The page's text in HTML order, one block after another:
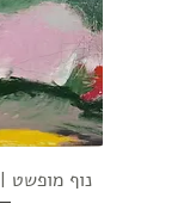
נוף מופשט | 55*60 ס"מ